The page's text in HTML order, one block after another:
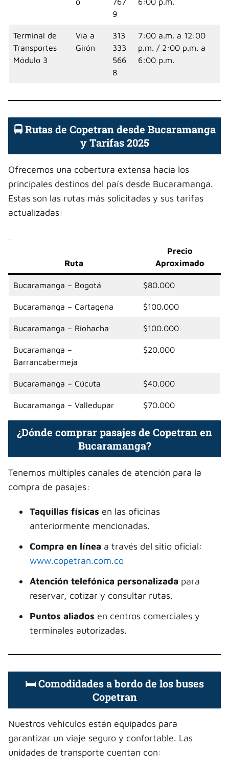
9
Terminal de
Transportes
Módulo 3
Vía a
Girón
313
333
566
8
7:00 a.m. a 12:00
p.m. / 2:00 p.m. a
6:00 p.m.
🚍 Rutas de Copetran desde Bucaramanga
y Tarifas 2025
Ofrecemos una cobertura extensa hacia los
principales destinos del país desde Bucaramanga.
Estas son las rutas más solicitadas y sus tarifas
actualizadas:
Ruta
Precio
Aproximado
Bucaramanga – Bogotá $80.000
Bucaramanga – Cartagena $100.000
Bucaramanga – Riohacha $100.000
Bucaramanga –
Barrancabermeja
$20.000
Bucaramanga – Cúcuta $40.000
Bucaramanga – Valledupar $70.000
¿Dónde comprar pasajes de Copetran en
Bucaramanga?
Tenemos múltiples canales de atención para la
compra de pasajes:
Taquillas físicas en las oficinas
anteriormente mencionadas.
Compra en línea a través del sitio oficial:
www.copetran.com.co
Atención telefónica personalizada para
reservar, cotizar y consultar rutas.
Puntos aliados en centros comerciales y
terminales autorizadas.
🛏️ Comodidades a bordo de los buses
Copetran
Nuestros vehículos están equipados para
garantizar un viaje seguro y confortable. Las
unidades de transporte cuentan con: